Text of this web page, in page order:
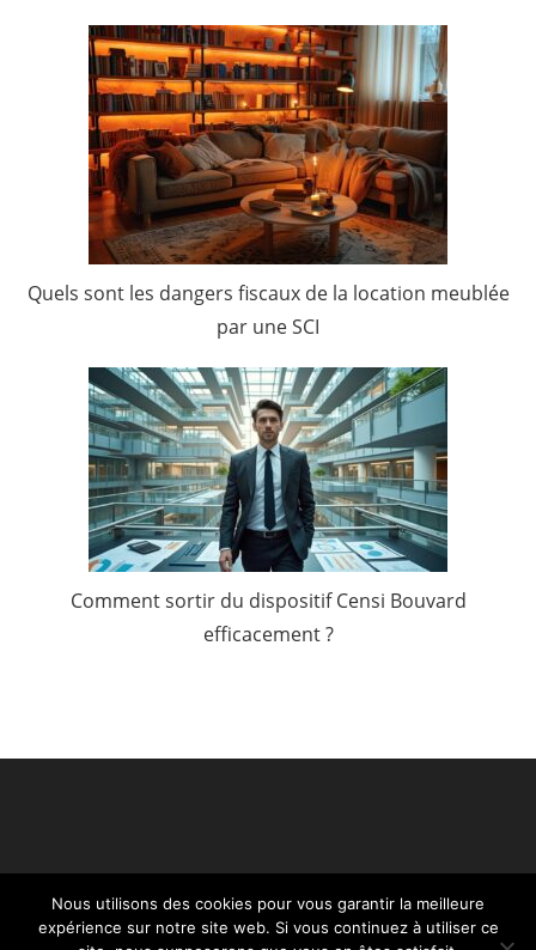
Quels sont les dangers fiscaux de la location meublée
par une SCI
Comment sortir du dispositif Censi Bouvard
efficacement ?
Nous utilisons des cookies pour vous garantir la meilleure
expérience sur notre site web. Si vous continuez à utiliser ce